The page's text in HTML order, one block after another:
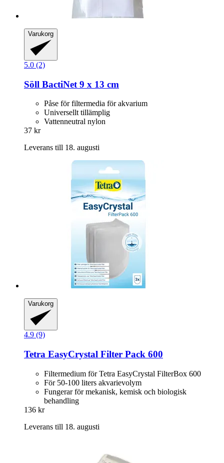
Varukorg
5.0 (2)
Söll BactiNet 9 x 13 cm
Påse för filtermedia för akvarium
Universellt tillämplig
Vattenneutral nylon
37 kr
Leverans till 18. augusti
Varukorg
4.9 (9)
Tetra EasyCrystal Filter Pack 600
Filtermedium för Tetra EasyCrystal FilterBox 600
För 50-100 liters akvarievolym
Fungerar för mekanisk, kemisk och biologisk
behandling
136 kr
Leverans till 18. augusti